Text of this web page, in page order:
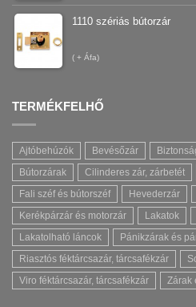
1110 szériás bútorzár
( + Áfa)
TERMÉKFELHŐ
Ajtóbehúzók Bevésőzár
Bútorzárak
Cilinderes zár, zárbetét
Fali széf és bútorszéf
Hevederzár
Kerékpárzár és motorzár
Lakatok
Lakatolható láncok
Pánikzárak és
Riasztós féktárcsazár, tárcsafékzár
Viro féktárcsazár, tárcsafékzár
Zárak